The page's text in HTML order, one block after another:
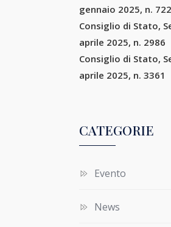
gennaio 2025, n. 722
Consiglio di Stato,
aprile 2025, n. 2986
Consiglio di Stato,
aprile 2025, n. 3361
CATEGORIE
Evento
News